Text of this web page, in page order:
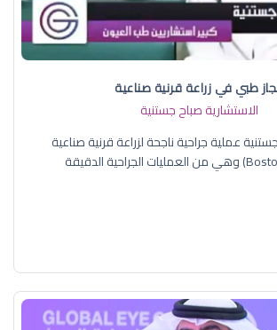
طبي في زراعة قرنية صناعية
الاستشارية صباح جستنية
عملية جراحية ناجحة لزراعة قرنية صناعية
(Boston keratoprothesis) وهي من العمليات الجراحية الدقيقة